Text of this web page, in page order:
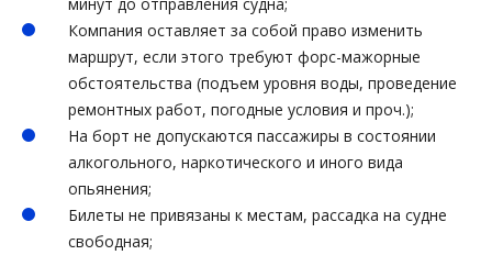
Компания оставляет за собой право изменить
маршрут, если этого требуют форс-мажорные
обстоятельства (подъем уровня воды, проведение
ремонтных работ, погодные условия и проч.);
На борт не допускаются пассажиры в состоянии
алкогольного, наркотического и иного вида
опьянения;
Билеты не привязаны к местам, рассадка на судне
свободная;